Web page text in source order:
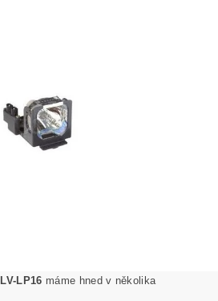
LV-LP16 máme hned v několika